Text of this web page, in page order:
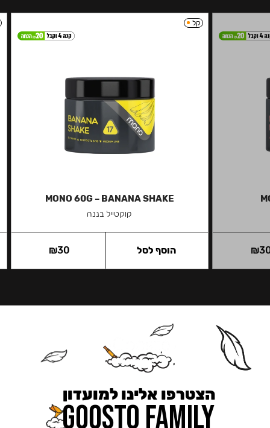
₪
קל
MONO 60G – BANANA SHAKE
קוקטייל בננה
₪30 הוסף לסל
הצטרפו אלינו למועדון